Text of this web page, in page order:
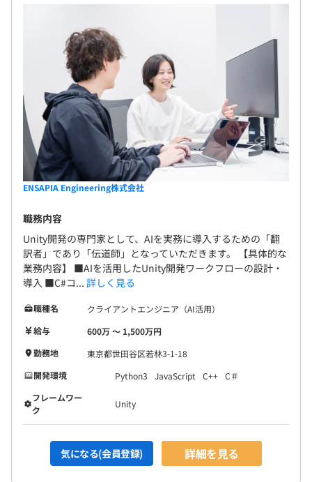
ENSAPIA Engineering株式会社
職務内容
Unity開発の専門家として、AIを実務に導入するための「翻
訳者」であり「伝道師」となっていただきます。 【具体的な
業務内容】 ■AIを活用したUnity開発ワークフローの設計・
導入 ■C#コ... 詳しく見る
職種名
クライアントエンジニア（AI活用）
給与
600万 〜 1,500万円
勤務地
東京都世田谷区若林3-1-18
開発環境
Python3 JavaScript C++ C＃
フレームワー
ク
Unity
気になる(会員登録) 詳細を見る